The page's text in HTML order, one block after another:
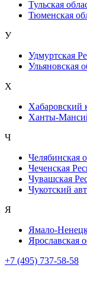
Тульская
Тюменская
У
Удмуртская
Ульяновская
Х
Хабаровский
Ханты-
Ч
Челябинская
Чеченская
Чувашская
Чукотский
Я
Ямало-
Ярославская
+7 (495) 737-58-58